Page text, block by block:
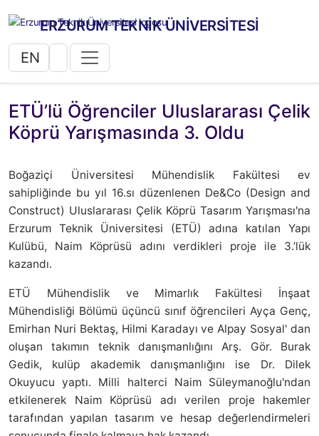
ERZURUM TEKNİK ÜNİVERSİTESİ
EN
ETÜ’lü Öğrenciler Uluslararası Çelik
Köprü Yarışmasında 3. Oldu
Boğaziçi Üniversitesi Mühendislik Fakültesi ev
sahipliğinde bu yıl 16.sı düzenlenen De&Co (Design and
Construct) Uluslararası Çelik Köprü Tasarım Yarışması'na
Erzurum Teknik Üniversitesi (ETÜ) adına katılan Yapı
Kulübü, Naim Köprüsü adını verdikleri proje ile 3.’lük
kazandı.
ETÜ Mühendislik ve Mimarlık Fakültesi İnşaat
Mühendisliği Bölümü üçüncü sınıf öğrencileri Ayça Genç,
Emirhan Nuri Bektaş, Hilmi Karadayı ve Alpay Sosyal' dan
oluşan takımın teknik danışmanlığını Arş. Gör. Burak
Gedik, kulüp akademik danışmanlığını ise Dr. Dilek
Okuyucu yaptı. Milli halterci Naim Süleymanoğlu'ndan
etkilenerek Naim Köprüsü adı verilen proje hakemler
tarafından yapılan tasarım ve hesap değerlendirmeleri